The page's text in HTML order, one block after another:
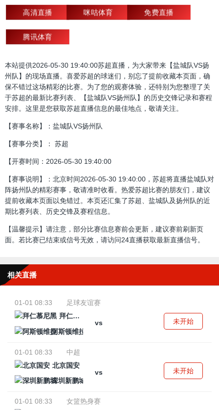
高清直播 咪咕体育 免费直播
腾讯体育
本站提供2026-05-30 19:40:00苏超直播，为大家带来【盐城队VS扬
州队】的现场直播。喜爱苏超的球迷们，别忘了提前收藏本页面，确
保不错过这场精彩的比赛。为了您的观赛体验，还特别为您整理了关
于苏超的最新比赛列表、【盐城队VS扬州队】的历史交锋记录和赛程
安排。这里是您获取苏超直播信息的最佳地点，敬请关注。
【赛事名称】：盐城队VS扬州队
【赛事分类】： 苏超
【开赛时间：2026-05-30 19:40:00
【赛事说明】：北京时间2026-05-30 19:40:00，苏超将直播盐城队对
阵扬州队的精彩赛事，敬请准时收看。热爱苏超比赛的朋友们，建议
提前收藏本页面以免错过。本页还汇集了苏超、盐城队及扬州队的近
期比赛列表、历史交锋及赛程信息。
【温馨提示】请注意，部分比赛信息赛前会更新，建议赛前刷新页
面。若比赛已结束或信号无效，请访问24直播获取最新直播信号。
相关直播
01-01 08:33
足球友谊赛
拜仁慕尼黑
vs
阿斯顿维拉
未开始
01-01 08:33
中超
北京国安
vs
深圳新鹏城
未开始
01-01 08:33
女篮热身赛